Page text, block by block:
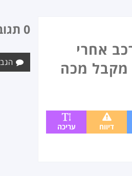
אחרי
מקבל מכה
דיווח עריכה
0 תגובות